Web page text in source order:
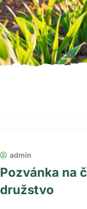
admin
Pozvánka na
družstvo